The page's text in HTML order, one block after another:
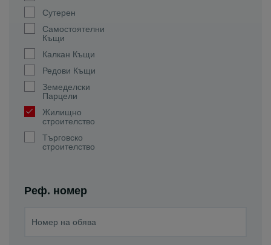
Сутерен
Самостоятелни
Къщи
Калкан Къщи
Редови Къщи
Земеделски
Парцели
Жилищно
строителство
Търговско
строителство
Реф. номер